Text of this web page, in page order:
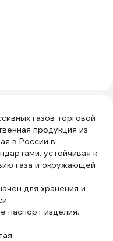
газов торговой
продукция из
в России в
устойчивая к
газа и окружающей
для хранения и
паспорт изделия.